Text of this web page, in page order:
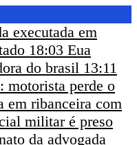
executada em
18:03 Eua
do brasil 13:11
motorista perde o
em ribanceira com
militar é preso
da advogada